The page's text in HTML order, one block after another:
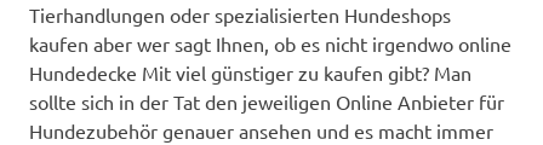
Tierhandlungen oder spezialisierten Hundeshops
kaufen aber wer sagt Ihnen, ob es nicht irgendwo online
Hundedecke Mit viel günstiger zu kaufen gibt? Man
sollte sich in der Tat den jeweiligen Online Anbieter für
Hundezubehör genauer ansehen und es macht immer